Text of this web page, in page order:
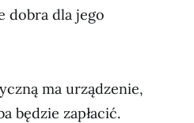
dobra dla jego
ma urządzenie,
będzie zapłacić.